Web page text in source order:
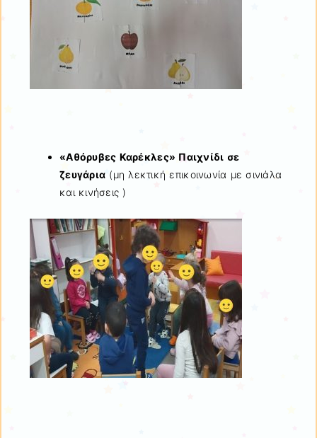
«Αθόρυβες Καρέκλες» Παιχνίδι σε
ζευγάρια (μη λεκτική επικοινωνία με σινιάλα
και κινήσεις )